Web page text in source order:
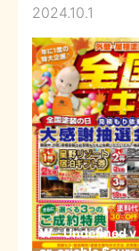
2024.10.1
W : Undefined v